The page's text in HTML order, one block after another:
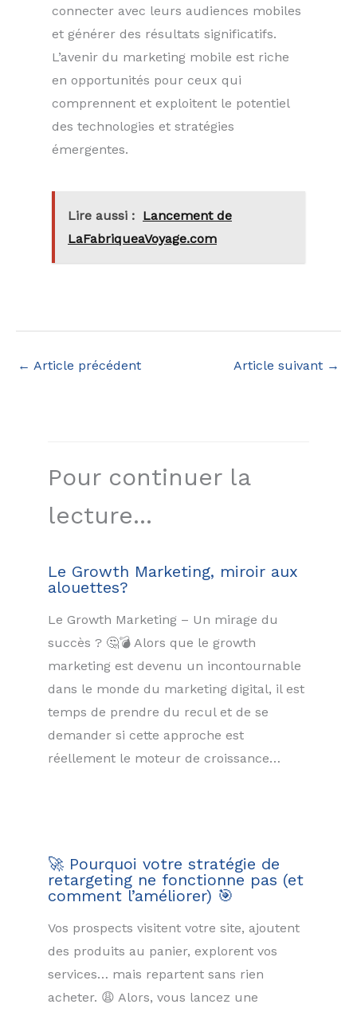
connecter avec leurs audiences mobiles
et générer des résultats significatifs.
L’avenir du marketing mobile est riche
en opportunités pour ceux qui
comprennent et exploitent le potentiel
des technologies et stratégies
émergentes.
Lire aussi : Lancement de
LaFabriqueaVoyage.com
← Article précédent Article suivant →
Pour continuer la
lecture...
Le Growth Marketing, miroir aux
alouettes?
Le Growth Marketing – Un mirage du
succès ? 🤔💣 Alors que le growth
marketing est devenu un incontournable
dans le monde du marketing digital, il est
temps de prendre du recul et de se
demander si cette approche est
réellement le moteur de croissance…
🚀 Pourquoi votre stratégie de
retargeting ne fonctionne pas (et
comment l’améliorer) 🎯
Vos prospects visitent votre site, ajoutent
des produits au panier, explorent vos
services… mais repartent sans rien
acheter. 😩 Alors, vous lancez une